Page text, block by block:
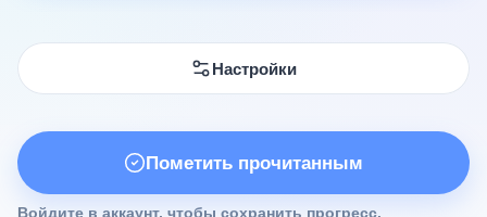
Настройки
Пометить прочитанным
Войдите в аккаунт, чтобы сохранить прогресс.